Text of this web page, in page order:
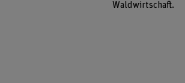
Waldwirtschaft.